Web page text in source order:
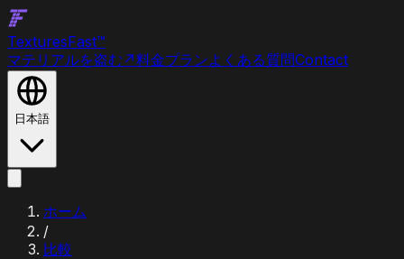
TexturesFast™
マテリアルを盗む ↗料金プランよくある質問Contact
日本語
ホーム
/
比較